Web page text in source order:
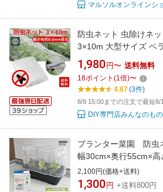
マルソルオンラインシ
防虫ネット 虫除けネ
3×10m 大型サイズ ベ
ット 農業用 害虫対策
よけ網 防風 遮光 透光
作物保護 野菜 果樹 花
収穫アップ 耐久性抜群
1,980 円〜 送料無料
18ポイント (1倍)〜
4.67(3件)
8/9 15:00までの注文で最短8/
DIY専門店みんなのも
プランター菜園 防虫
幅30cm×奥行55cm×
白メッシュ 銀糸入り
農園芸用資材 ベランダ
2,100円(価格+送料)
1,300 円 +送料800円